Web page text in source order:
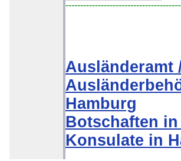
Ausländeramt
Hamburg
Botschaften
Konsulate in